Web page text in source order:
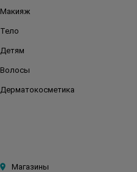
Макияж
Тело
Детям
Волосы
Дерматокосметика
Магазины